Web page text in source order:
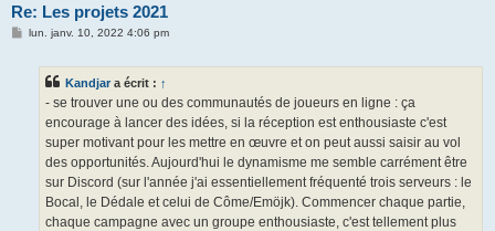
Re: Les projets 2021
Mlun. janv. 10, 2022 4:06 pm
Kandjar a écrit : ↑
- se trouver une ou des communautés de joueurs en ligne : ça
encourage à lancer des idées, si la réception est enthousiaste c'est
super motivant pour les mettre en œuvre et on peut aussi saisir au vol
des opportunités. Aujourd'hui le dynamisme me semble carrément être
sur Discord (sur l'année j'ai essentiellement fréquenté trois serveurs : le
Bocal, le Dédale et celui de Côme/Emöjk). Commencer chaque partie,
chaque campagne avec un groupe enthousiaste, c'est tellement plus